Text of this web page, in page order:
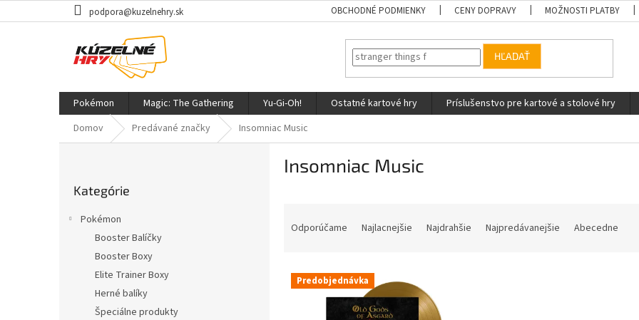
na
podpora@kuzelnehry.sk OBCHODNÉ PODMIENKY CENY DOPRAVY MOŽNOSTI PLATBY
HĽADAŤ
Pokémon Magic: The Gathering Yu-Gi-Oh! Ostatné kartové hry Príslušenstvo pre kartové a stolové hry
Domov
Predávané značky Insomniac Music
kategórie
Kategórie
Pokémon
Booster Balíčky
Booster Boxy
Elite Trainer Boxy
Herné balíky
Špeciálne produkty
Insomniac Music
n
Odporúčame Najlacnejšie Najdrahšie Najpredávanejšie Abecedne
V Predobjednávka